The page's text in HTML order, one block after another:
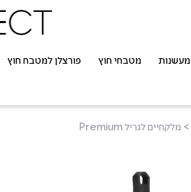
מעשנות מטבחי חוץ פורצלן למטבח חוץ
> מלקחיים לגריל Premium